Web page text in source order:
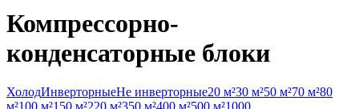
Компрессорно-
конденсаторные блоки
ХолодИнверторныеНе инверторные20 м²30 м²50 м²70 м²80